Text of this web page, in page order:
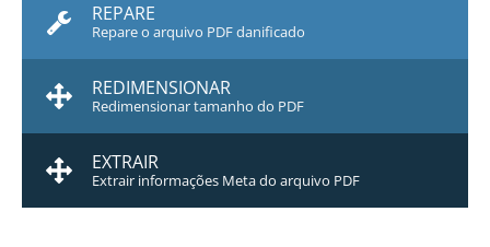
REPARE
Repare o arquivo PDF danificado
REDIMENSIONAR
Redimensionar tamanho do PDF
EXTRAIR
Extrair informações Meta do arquivo PDF